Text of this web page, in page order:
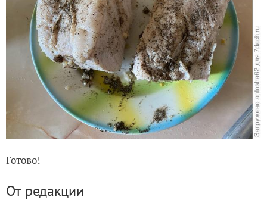
Готово!
От редакции